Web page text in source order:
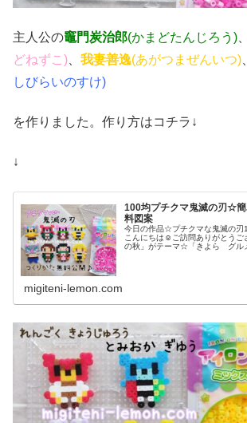
主人公の竈門炭治郎(かまどたんじろう)
どねずこ)
我妻善逸(あがつまぜんいつ)
しびらいのすけ)
を作りました。作り方はコチラ↓
↓
100均プチクマ鬼滅の刃☆
料図案
今日の作品☆プチクマな鬼滅の
こんにちは☺ご訪問ありがとうご
の秋」がテーマ☆「きよら グル
migiteni-lemon.com